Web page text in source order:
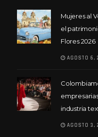
Mujeres al
el
Flores 2026
AGOSTO 6,
industria
AGOSTO 3,